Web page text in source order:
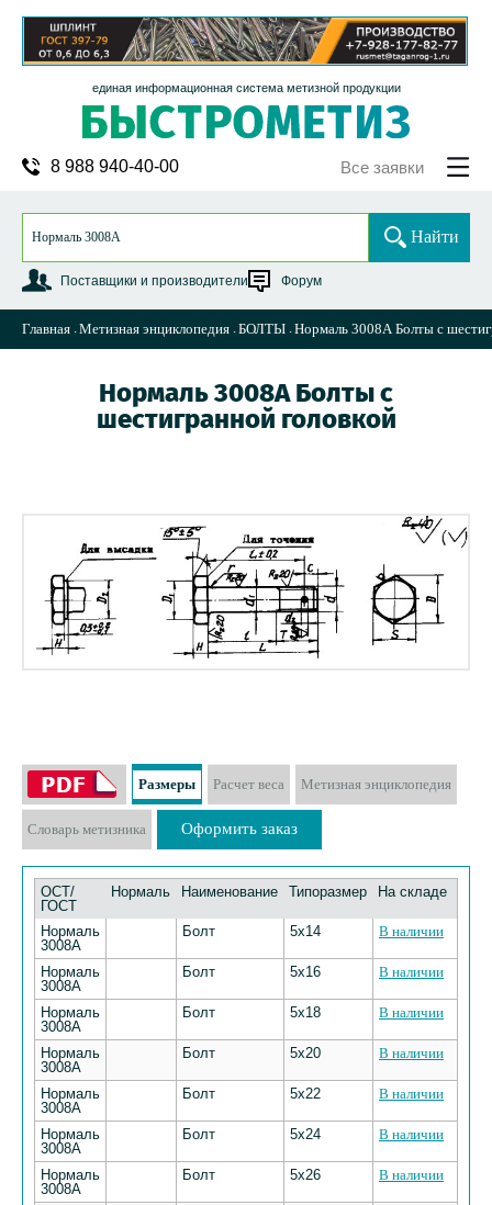
единая информационная система метизной продукции
8 988 940-40-00 Все заявки
Поставщики и производители Форум
Найти
Главная Метизная энциклопедия БОЛТЫ Нормаль 3008А Болты с
Нормаль 3008А Болты с
шестигранной головкой
Размеры Расчет веса Метизная энциклопедия
Словарь метизника Оформить заказ
ОСТ/
ГОСТ
Нормаль Наименование Типоразмер На складе
Нормаль
3008А
Болт 5х14 В наличии
Нормаль
3008А
Болт 5х16 В наличии
Нормаль
3008А
Болт 5х18 В наличии
Нормаль
3008А
Болт 5х20 В наличии
Нормаль
3008А
Болт 5х22 В наличии
Нормаль
3008А
Болт 5х24 В наличии
Нормаль
3008А
Болт 5х26 В наличии